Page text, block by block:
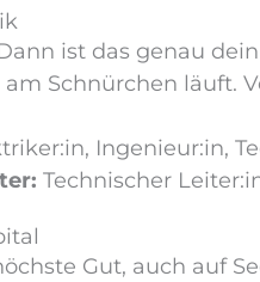
ist das genau
am Schnürchen läuft.
Ingenieur:in,
Technischer
Gut, auch auf